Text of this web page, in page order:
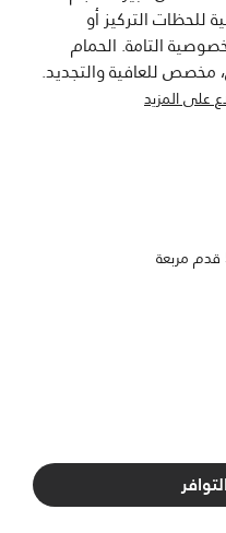
للحظات التركيز أو
التامة. الحمام
مخصص للعافية والتجديد.
على المزيد